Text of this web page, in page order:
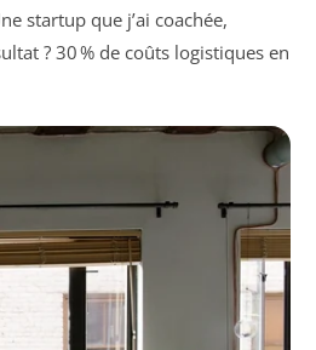
startup que j’ai coachée,
? 30 % de coûts logistiques en